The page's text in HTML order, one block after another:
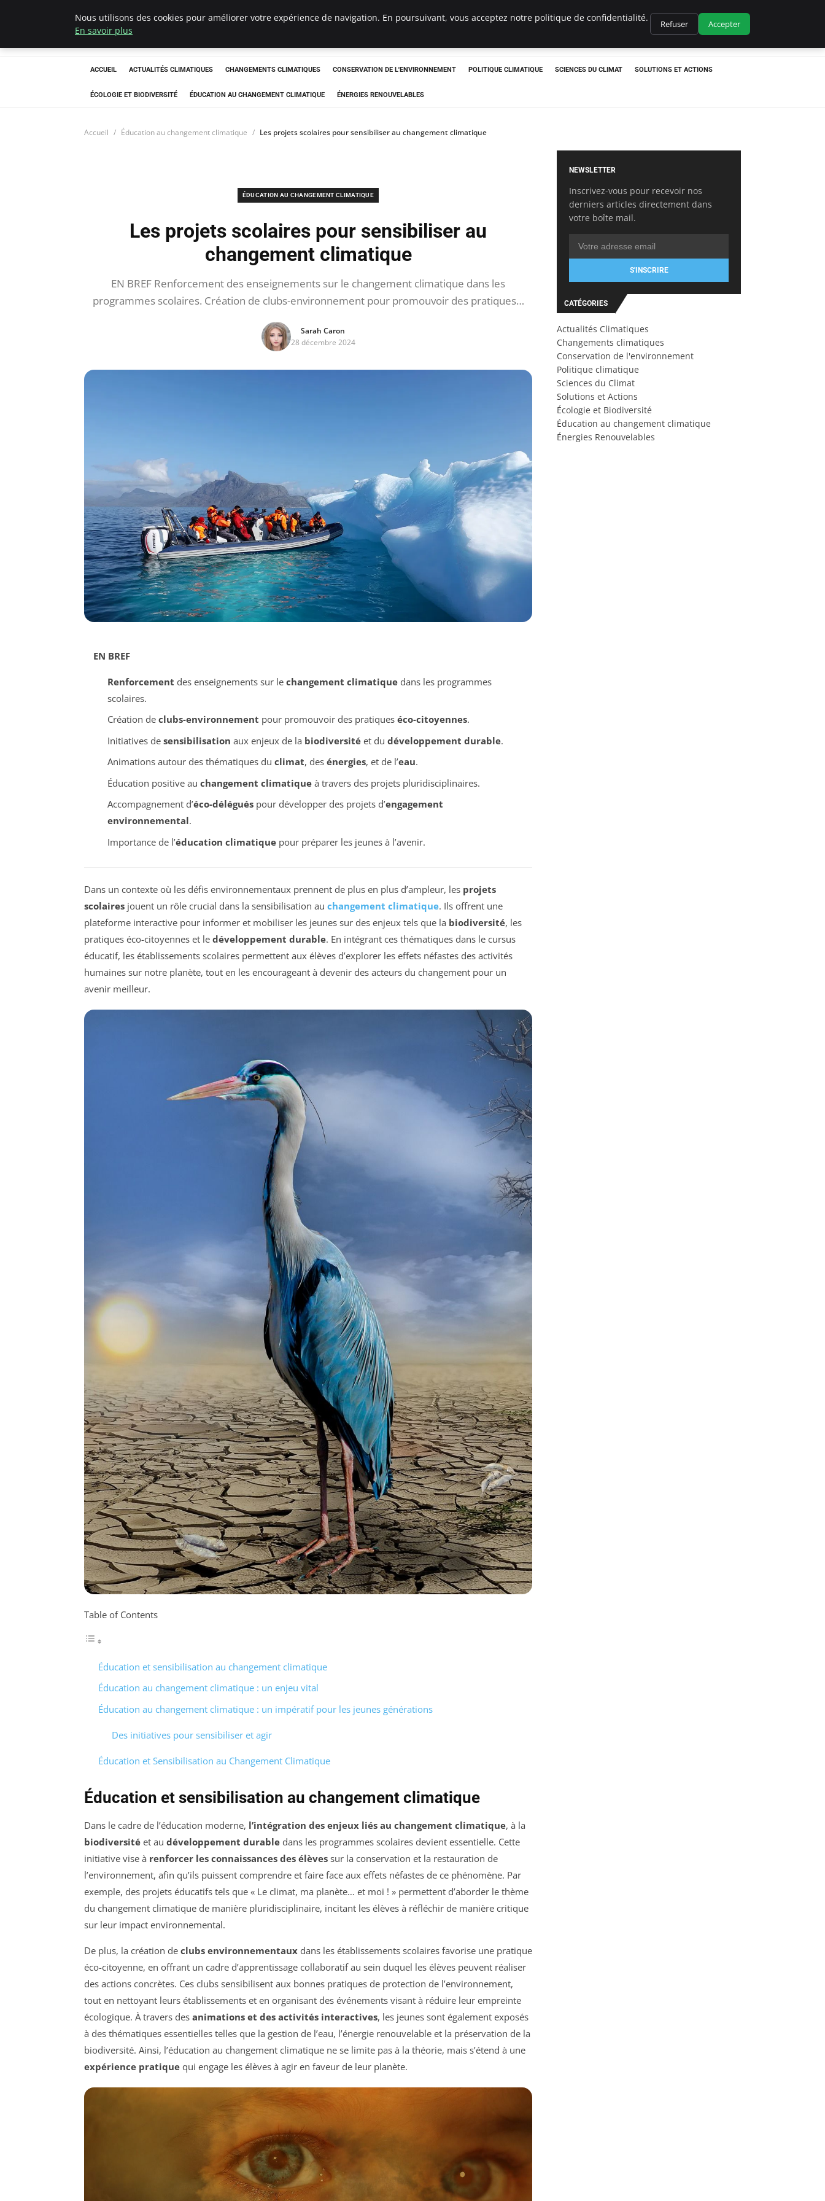
Climatedebtagents
ACCUEIL ACTUALITÉS CLIMATIQUES CHANGEMENTS CLIMATIQUES CONSERVATION DE L'ENVIRONNEMENT POLITIQUE CLIMATIQUE SCIENCES DU CLIMAT SOLUTIONS ET ACTIONS
ÉCOLOGIE ET BIODIVERSITÉ ÉDUCATION AU CHANGEMENT CLIMATIQUE ÉNERGIES RENOUVELABLES
Accueil Éducation au changement climatique Les projets scolaires pour sensibiliser au changement climatique
ÉDUCATION AU CHANGEMENT CLIMATIQUE
Les projets scolaires pour sensibiliser au
changement climatique
EN BREF Renforcement des enseignements sur le changement climatique dans les
programmes scolaires. Création de clubs-environnement pour promouvoir des pratiques…
Sarah Caron
28 décembre 2024
EN BREF
Renforcement des enseignements sur le changement climatiquedans les programmes
scolaires.
Création de clubs-environnement pour promouvoir des pratiques éco-citoyennes.
Initiatives de sensibilisation aux enjeux de la biodiversitéet du développement durable.
Animations autour des thématiques du climat, des énergies, et de l’eau.
Éducation positive au changement climatiqueà travers des projets pluridisciplinaires.
Accompagnement d’éco-déléguéspour développer des projets d’engagement
environnemental.
Importance de l’éducation climatiquepour préparer les jeunes à l’avenir.
Dans un contexte où les défis environnementaux prennent de plus en plus d’ampleur, les projets
scolaires jouent un rôle crucial dans la sensibilisation au changement climatique. Ils offrent une
plateforme interactive pour informer et mobiliser les jeunes sur des enjeux tels que la biodiversité, les
pratiques éco-citoyennes et le développement durable. En intégrant ces thématiques dans le cursus
éducatif, les établissements scolaires permettent aux élèves d’explorer les effets néfastes des activités
humaines sur notre planète, tout en les encourageant à devenir des acteurs du changement pour un
avenir meilleur.
Table of Contents
Éducation et sensibilisation au changement climatique
Éducation au changement climatique : un enjeu vital
Éducation au changement climatique : un impératif pour les jeunes générations
Des initiatives pour sensibiliser et agir
Éducation et Sensibilisation au Changement Climatique
Éducation et sensibilisation au changement climatique
Dans le cadre de l’éducation moderne, l’intégration des enjeux liés au changement climatique, à la
biodiversité et au développement durable dans les programmes scolaires devient essentielle. Cette
initiative vise à renforcer les connaissances des élèves sur la conservation et la restauration de
l’environnement, afin qu’ils puissent comprendre et faire face aux effets néfastes de ce phénomène. Par
exemple, des projets éducatifs tels que « Le climat, ma planète… et moi ! » permettent d’aborder le thème
du changement climatique de manière pluridisciplinaire, incitant les élèves à réfléchir de manière critique
sur leur impact environnemental.
De plus, la création de clubs environnementaux dans les établissements scolaires favorise une pratique
éco-citoyenne, en offrant un cadre d’apprentissage collaboratif au sein duquel les élèves peuvent réaliser
des actions concrètes. Ces clubs sensibilisent aux bonnes pratiques de protection de l’environnement,
tout en nettoyant leurs établissements et en organisant des événements visant à réduire leur empreinte
écologique. À travers des animations et des activités interactives, les jeunes sont également exposés
à des thématiques essentielles telles que la gestion de l’eau, l’énergie renouvelable et la préservation de la
biodiversité. Ainsi, l’éducation au changement climatique ne se limite pas à la théorie, mais s’étend à une
expérience pratique qui engage les élèves à agir en faveur de leur planète.
NEWSLETTER
Inscrivez-vous pour recevoir nos
derniers articles directement dans
votre boîte mail.
S'INSCRIRE
CATÉGORIES
Actualités Climatiques
Changements climatiques
Conservation de l'environnement
Politique climatique
Sciences du Climat
Solutions et Actions
Écologie et Biodiversité
Éducation au changement climatique
Énergies Renouvelables
Nous utilisons des cookies pour améliorer votre expérience de navigation. En poursuivant, vous acceptez notre politique de confidentialité.
En savoir plus
Refuser Accepter